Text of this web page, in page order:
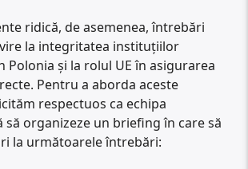
ridică, de asemenea, întrebări
la integritatea instituțiilor
Polonia și la rolul UE în asigurarea
Pentru a aborda aceste
respectuos ca echipa
să organizeze un briefing în care să
la următoarele întrebări: